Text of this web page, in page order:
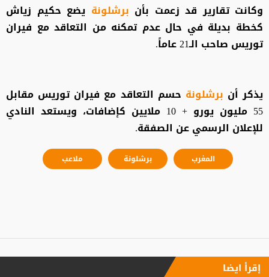
وكانت تقارير قد زعمت بأن برشلونة يضع حكيم زياش
كخطة بديلة في حال عدم تمكنه من التعاقد مع فيران
توريس صاحب الـ21 عاماً.
يذكر أن برشلونة حسم التعاقد مع فيران توريس مقابل
55 مليون يورو + 10 ملايين كإضافات، ويستعد النادي
للإعلان الرسمي عن الصفقة.
المغرب برشلونة ملاعب
إقرأ ايضا